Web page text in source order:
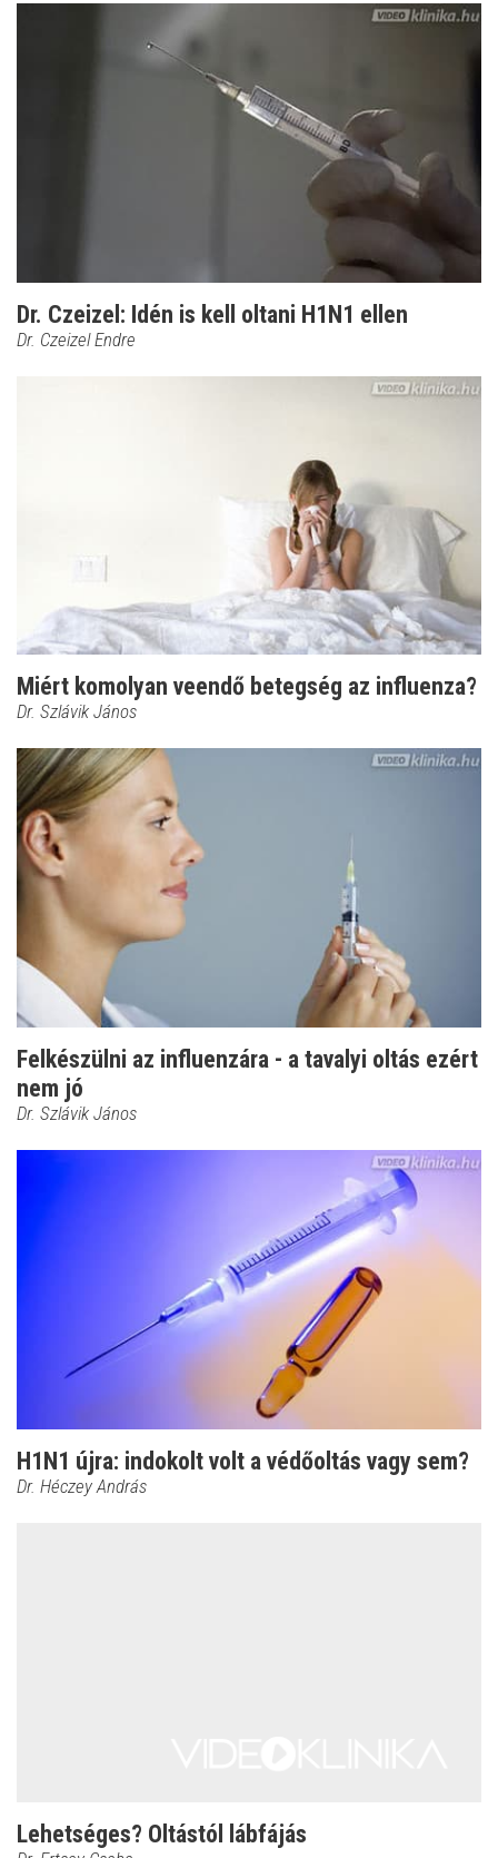
Dr. Czeizel: Idén is kell oltani H1N1 ellen
Dr. Czeizel Endre
Miért komolyan veendő betegség az influenza?
Dr. Szlávik János
Felkészülni az influenzára - a tavalyi oltás ezért
nem jó
Dr. Szlávik János
H1N1 újra: indokolt volt a védőoltás vagy sem?
Dr. Héczey András
Lehetséges? Oltástól lábfájás